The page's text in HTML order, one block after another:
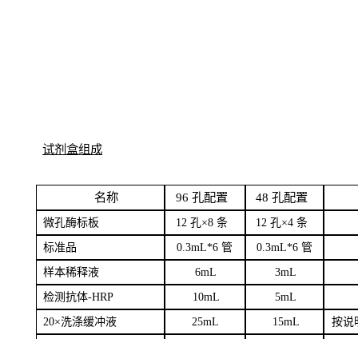
试剂盒组成
名称 96 孔配置 48 孔配置
微孔酶标板 12 孔×8 条 12 孔×4 条
标准品 0.3mL*6 管 0.3mL*6 管
样本稀释液 6mL 3mL
检测抗体-HRP 10mL 5mL
20×洗涤缓冲液 25mL 15mL 按说